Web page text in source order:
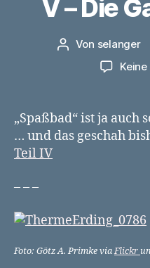
V – Die
Beitragsautor
Von selanger
„Spaßbad“ ist ja auch
… und das geschah
Teil IV
– – –
Foto: Götz A. Primke viaFlickr